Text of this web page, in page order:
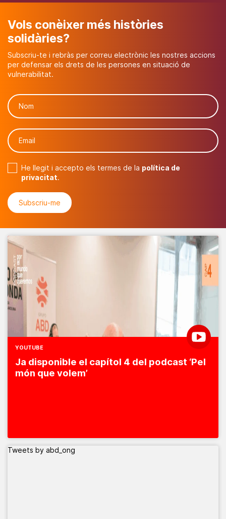
Vols conèixer més històries
solidàries?
Subscriu-te i rebràs per correu electrònic les nostres accions
per defensar els drets de les persones en situació de
vulnerabilitat.
He llegit i accepto els termes de la política de
privacitat.
YOUTUBE
Ja disponible el capítol 4 del podcast ‘Pel
món que volem’
Tweets by abd_ong